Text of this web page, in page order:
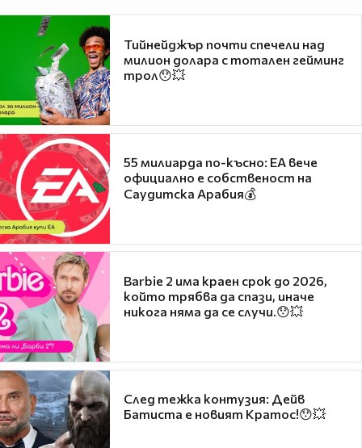
Тийнейджър почти спечели над
милион долара с тотален гейминг
трол😯💥
55 милиарда по-късно: EA вече
официално е собственост на
Саудитска Арабия💰
Barbie 2 има краен срок до 2026,
който трябва да спази, иначе
никога няма да се случи.😯💥
След тежка контузия: Дейв
Батиста е новият Кратос!😯💥